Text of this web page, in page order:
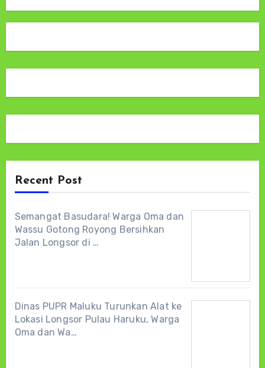
Recent Post
Semangat Basudara! Warga Oma dan
Wassu Gotong Royong Bersihkan
Jalan Longsor di …
Dinas PUPR Maluku Turunkan Alat ke
Lokasi Longsor Pulau Haruku, Warga
Oma dan Wa…